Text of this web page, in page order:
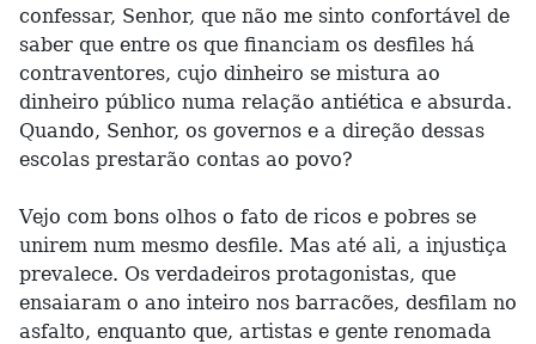
confessar, Senhor, que não me sinto confortável de
saber que entre os que financiam os desfiles há
contraventores, cujo dinheiro se mistura ao
dinheiro público numa relação antiética e absurda.
Quando, Senhor, os governos e a direção dessas
escolas prestarão contas ao povo?
Vejo com bons olhos o fato de ricos e pobres se
unirem num mesmo desfile. Mas até ali, a injustiça
prevalece. Os verdadeiros protagonistas, que
ensaiaram o ano inteiro nos barracões, desfilam no
asfalto, enquanto que, artistas e gente renomada